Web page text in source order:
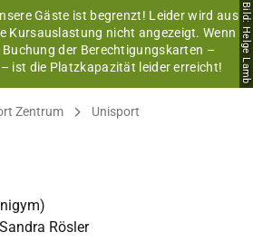
Gäste ist begrenzt! Leider wird aus
Kursauslastung nicht angezeigt. Wenn
der Berechtigungskarten –
ist die Platzkapazität leider erreicht!
Bild: Helge Lamb
Zentrum
Unisport
Rösler